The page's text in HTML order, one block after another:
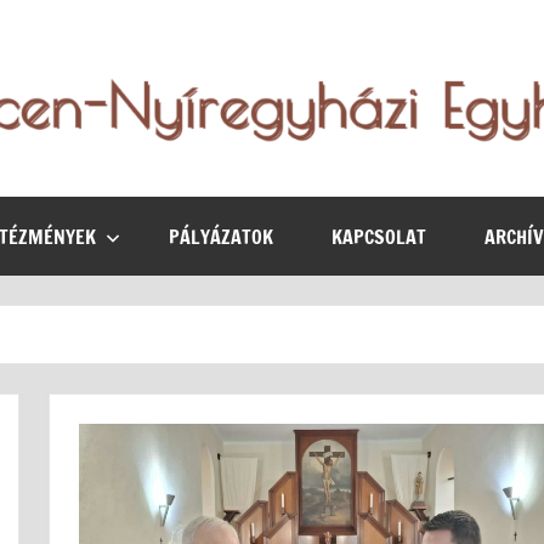
PÁLYÁZATOK KAPCSOLAT